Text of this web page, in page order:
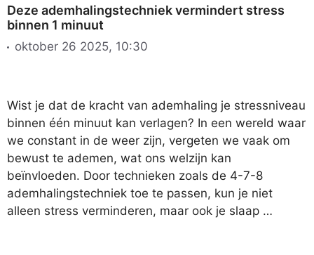
Deze ademhalingstechniek vermindert stress
binnen 1 minuut
oktober 26 2025, 10:30
Wist je dat de kracht van ademhaling je stressniveau
binnen één minuut kan verlagen? In een wereld waar
we constant in de weer zijn, vergeten we vaak om
bewust te ademen, wat ons welzijn kan
beïnvloeden. Door technieken zoals de 4-7-8
ademhalingstechniek toe te passen, kun je niet
alleen stress verminderen, maar ook je slaap …